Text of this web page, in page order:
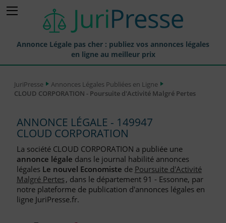
Annonce Légale pas cher : publiez vos annonces légales
en ligne au meilleur prix
Annonces Légales Publiées
Journaux Habilités (JAL) Annonces Légales
Départements pour la Publication d'Annonces Légales
Liste des Greffes
Liste des CCI
JuriPresse
Annonces Légales Publiées en Ligne
CLOUD CORPORATION - Poursuite d'Activité Malgré Pertes
ANNONCE LÉGALE - 149947
CLOUD CORPORATION
La société CLOUD CORPORATION a publiée une
annonce légale dans le journal habilité annonces
légales Le nouvel Economiste de Poursuite d'Activité
Malgré Pertes, dans le département 91 - Essonne, par
notre plateforme de publication d'annonces légales en
ligne JuriPresse.fr.